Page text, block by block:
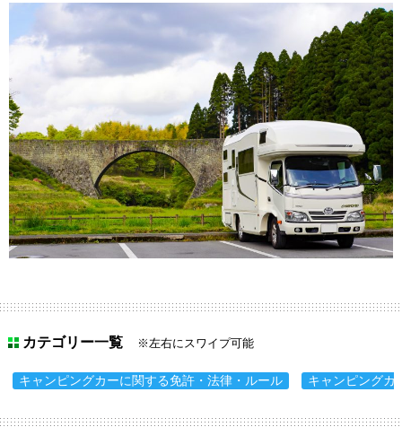
カテゴリー一覧 ※左右にスワイプ可能
キャンピングカーに関する免許・法律・ルール キャンピングカ